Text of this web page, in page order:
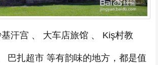
汗宫 、 大车店旅馆 、 Kiş村教
巴扎超市 等有韵味的地方，都是值